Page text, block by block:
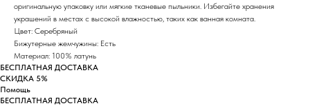
оригинальную упаковку или мягкие тканевые пыльники. Избегайте хранения
украшений в местах с высокой влажностью, таких как ванная комната.
Цвет: Серебряный
Бижутерные жемчужины: Есть
Материал: 100% латунь
БЕСПЛАТНАЯ ДОСТАВКА
СКИДКА 5%
Помощь
БЕСПЛАТНАЯ ДОСТАВКА